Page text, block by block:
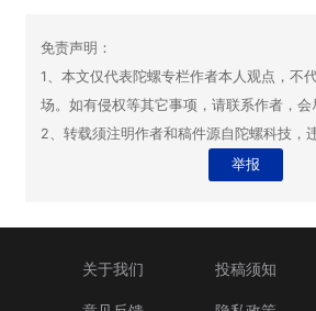
免责声明：
1、本文仅代表陀螺专栏作者本人观点，不
场。如有侵权等其它事项，请联系作者，会
2、转载须注明作者和稿件源自陀螺科技，
举报
关于我们 投稿须知